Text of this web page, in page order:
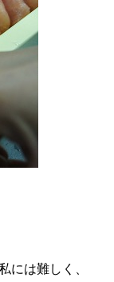
には難しく、